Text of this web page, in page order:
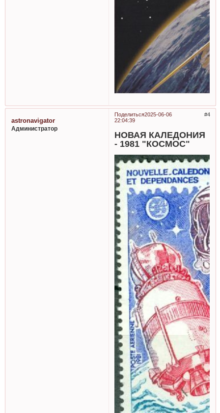
Поделиться 4
2025-06-06
22:04:39
astronavigator
Администратор
НОВАЯ КАЛЕДОНИЯ
- 1981 "КОСМОС"